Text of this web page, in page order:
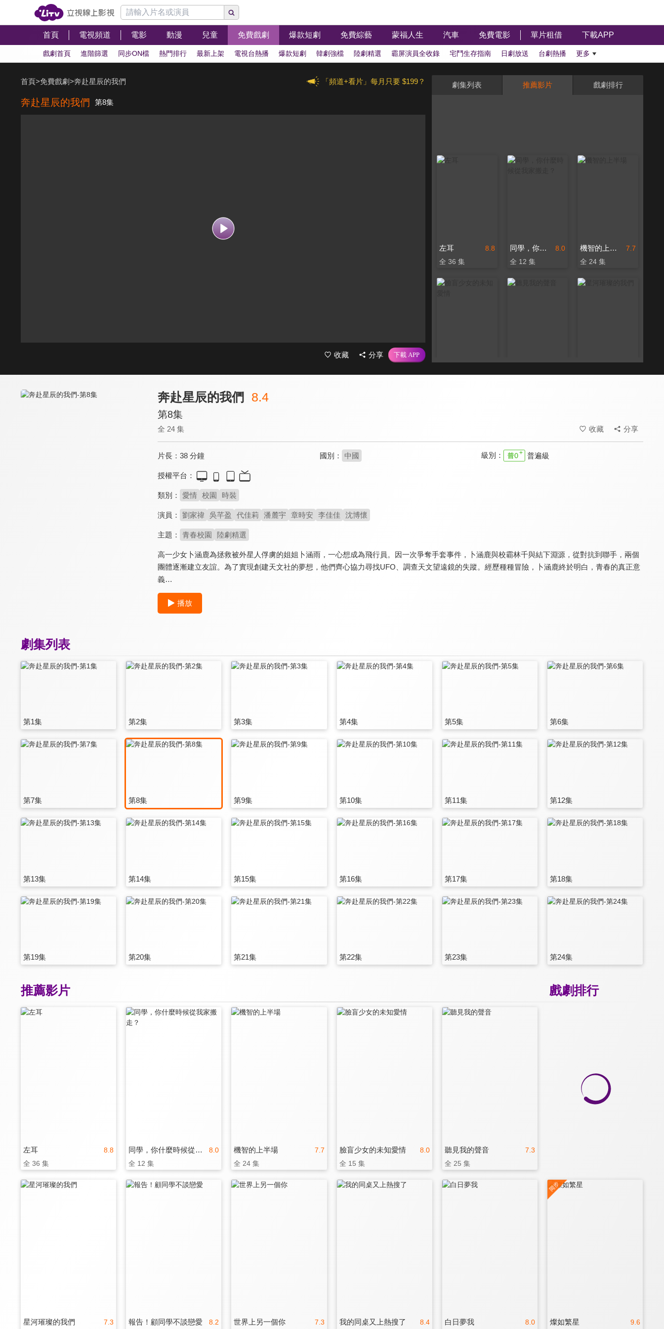
首頁 電視頻道 電影 動漫 兒童 免費戲劇 爆款短劇 免費綜藝 蒙福人生 汽車 免費電影 單片租借 下載APP
戲劇首頁 進階篩選 同步ON檔 熱門排行 最新上架 電視台熱播 爆款短劇 韓劇強檔 陸劇精選 霸屏演員全收錄 宅鬥生存指南 日劇放送 台劇熱播 更多
「頻道+看片」每月只要 $199？
首頁>免費戲劇>奔赴星辰的我們
奔赴星辰的我們 第8集
收藏 分享
劇集列表 推薦影片 戲劇排行
8.8
左耳
全 36 集
8.0
同學，你什麼時候從我家搬走？
全 12 集
7.7
機智的上半場
全 24 集
奔赴星辰的我們 8.4
第8集
全 24 集 收藏 分享
片長： 38 分鐘 國別： 中國 級別： 普遍級
授權平台：
類別： 愛情 校園 時裝
演員： 劉家禕 吳芊盈 代佳莉 潘麓宇 章時安 李佳佳 沈博懷
主題： 青春校園 陸劇精選
高一少女卜涵鹿為拯救被外星人俘虜的姐姐卜涵雨，一心想成為飛行員。因一次爭奪手套事件，卜涵鹿與校霸林千與結下淵源，從對抗到聯手，兩個
團體逐漸建立友誼。為了實現創建天文社的夢想，他們齊心協力尋找UFO、調查天文望遠鏡的失蹤。經歷種種冒險，卜涵鹿終於明白，青春的真正意
義…
播放
劇集列表
第1集 第2集 第3集 第4集 第5集 第6集
第7集 第8集 第9集 第10集 第11集 第12集
第13集 第14集 第15集 第16集 第17集 第18集
第19集 第20集 第21集 第22集 第23集 第24集
戲劇排行
推薦影片
8.8
左耳
全 36 集
8.0
同學，你什麼時候從我家搬走？
全 12 集
7.7
機智的上半場
全 24 集
8.0
臉盲少女的未知愛情
全 15 集
7.3
聽見我的聲音
全 25 集
7.3
星河璀璨的我們 8.2
報告！顧同學不談戀愛 7.3
世界上另一個你 8.4
我的同桌又上熱搜了 8.0
白日夢我 9.6
燦如繁星